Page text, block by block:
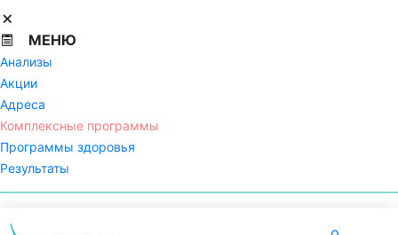
МЕНЮ
Анализы
Акции
Адреса
Комплексные программы
Программы здоровья
Результаты